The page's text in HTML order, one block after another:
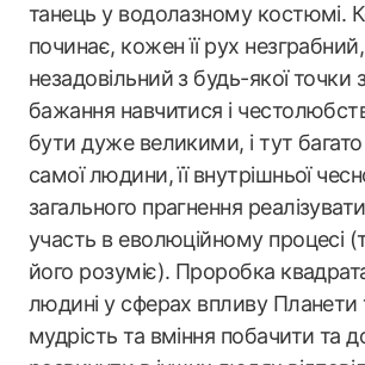
танець у водолазному костюмі.
починає, кожен її рух
незадовільний з будь-якої точки
бажання навчитися і
бути дуже великими, і тут
самої людини, її внутрішньої
загального прагнення
участь в еволюційному процесі
його розуміє). Проробка
людині у сферах впливу Планети
мудрість та вміння побачити та